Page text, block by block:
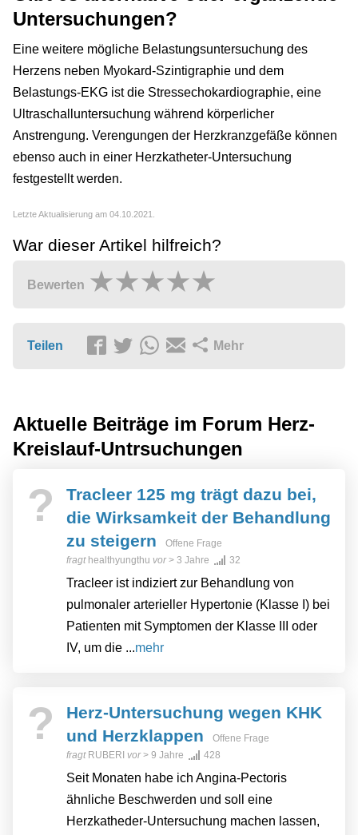
Untersuchungen?
Eine weitere mögliche Belastungsuntersuchung des
Herzens neben Myokard-Szintigraphie und dem
Belastungs-EKG ist die Stressechokardiographie, eine
Ultraschalluntersuchung während körperlicher
Anstrengung. Verengungen der Herzkranzgefäße können
ebenso auch in einer Herzkatheter-Untersuchung
festgestellt werden.
Letzte Aktualisierung am 04.10.2021.
War dieser Artikel hilfreich?
Bewerten
Teilen Mehr
Aktuelle Beiträge im Forum Herz-
Kreislauf-Untrsuchungen
?
Tracleer 125 mg trägt dazu bei,
die Wirksamkeit der Behandlung
zu steigern
Offene Frage
fragt healthyungthu vor> 3 Jahre 32
Tracleer ist indiziert zur Behandlung von
pulmonaler arterieller Hypertonie (Klasse I) bei
Patienten mit Symptomen der Klasse III oder
IV, um die ...mehr
?
Herz-Untersuchung wegen KHK
und Herzklappen
Offene Frage
fragt RUBERI vor> 9 Jahre 428
Seit Monaten habe ich Angina-Pectoris
ähnliche Beschwerden und soll eine
Herzkatheder-Untersuchung machen lassen,